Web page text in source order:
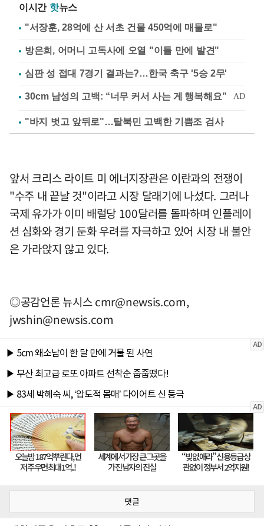
이시간 핫뉴스
"서장훈, 28억에 산 서초 건물 450억에 매물로"
방은희, 어머니 고독사에 오열 "이틀 만에 발견"
심판 성 접대 7경기 결과는?…한국 축구 '5승 2무'
"바지 벗고 앞뒤로"…탈북민 고백한 기쁨조 검사
앞서 크리스 라이트 미 에너지장관은 이란과의 전쟁이
"수주 내 끝날 것"이라고 시장 달래기에 나섰다. 그러나
국제 유가가 이미 배럴당 100달러를 돌파하며 인플레이
션 심화와 경기 둔화 우려를 자극하고 있어 시장 내 불안
은 가라앉지 않고 있다.
◎공감언론 뉴시스cmr@newsis.com,
jwshin@newsis.com
댓글